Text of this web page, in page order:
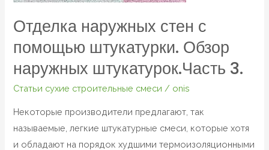
Отделка наружных стен с
помощью штукатурки. Обзор
наружных штукатурок.Часть 3.
Статьи сухие строительные смеси / onis
Некоторые производители предлагают, так
называемые, легкие штукатурные смеси, которые хотя
и обладают на порядок худшими термоизоляционными
наружных
штукатурок.Часть
3.